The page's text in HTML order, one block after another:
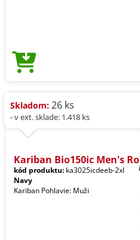
Skladom: 26 ks
- v ext. sklade: 1.418 ks
Kariban Bio150ic Men's Ro
kód produktu: ka3025icdeeb-2xl
Navy
Kariban Pohlavie: Muži